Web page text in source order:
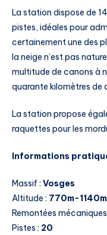
La station dispose de
pistes, idéales pour
certainement une des
la neige n’est pas
multitude de canons à
quarante kilomètres de
La station propose
raquettes pour les
Informations
Massif : Vosges
Altitude : 770m-1140m
Remontées mécaniques
Pistes : 20